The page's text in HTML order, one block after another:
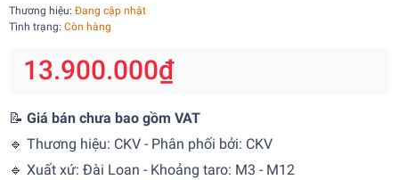
Thương hiệu: Đang cập nhật
Tình trạng: Còn hàng
13.900.000₫
📝 Giá bán chưa bao gồm VAT
🔹 Thương hiệu: CKV - Phân phối bởi: CKV
🔹 Xuất xứ: Đài Loan - Khoảng taro: M3 - M12